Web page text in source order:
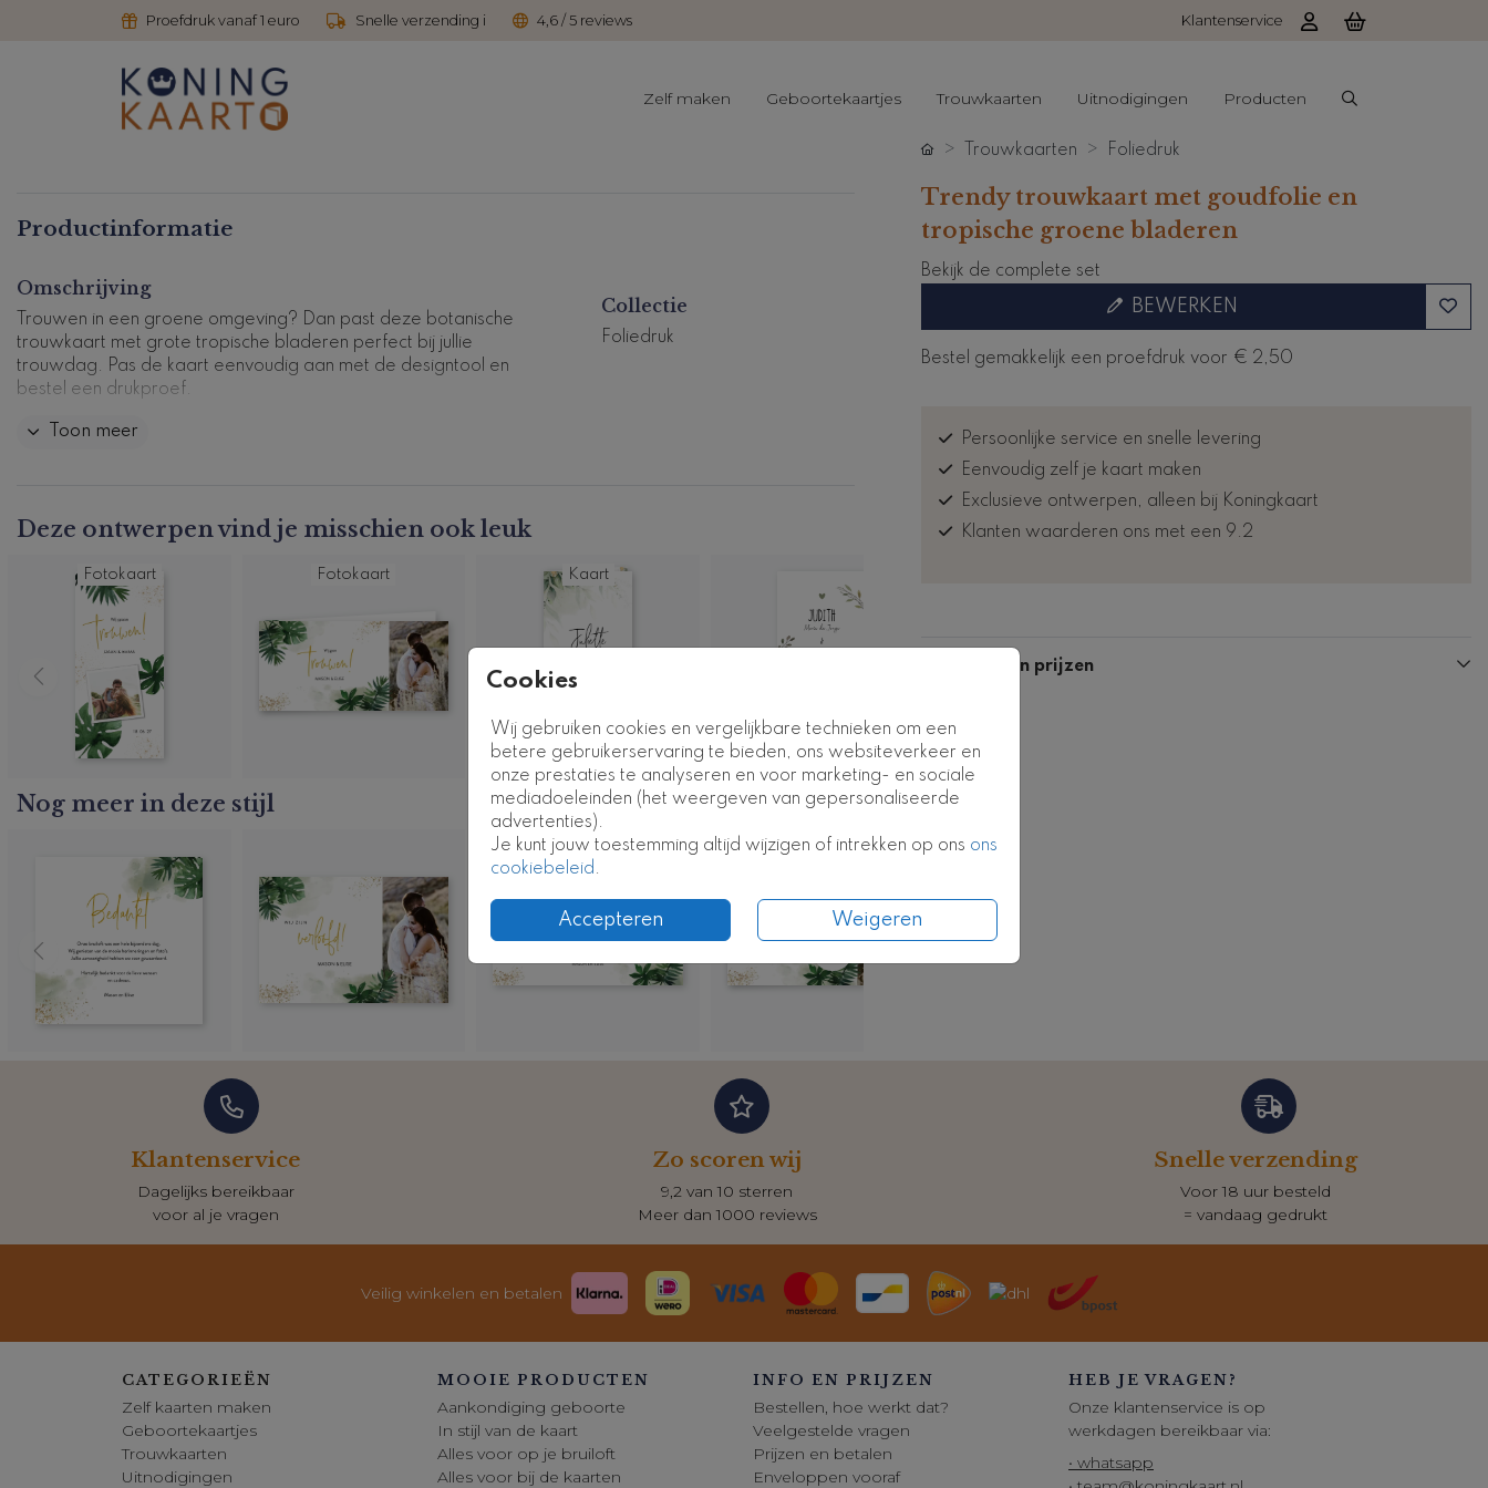
Proefdruk vanaf 1 euro Snelle verzending i 4,6 / 5 reviews Klantenservice
Zelf maken Geboortekaartjes Trouwkaarten Uitnodigingen Producten
Cookies
Wij gebruiken cookies en vergelijkbare technieken om een
betere gebruikerservaring te bieden, ons websiteverkeer en
onze prestaties te analyseren en voor marketing- en sociale
mediadoeleinden (het weergeven van gepersonaliseerde
advertenties).
Je kunt jouw toestemming altijd wijzigen of intrekken op ons ons
cookiebeleid.
Accepteren Weigeren
Productinformatie
Omschrijving
Trouwen in een groene omgeving? Dan past deze botanische
trouwkaart met grote tropische bladeren perfect bij jullie
trouwdag. Pas de kaart eenvoudig aan met de designtool en
bestel een drukproef.
Dit product maakt deel uit van
Toon meer
Collectie
Foliedruk
Deze ontwerpen vind je misschien ook leuk
Fotokaart Fotokaart Kaart
Nog meer in deze stijl
Fotokaart
Trouwkaarten Foliedruk
Trendy trouwkaart met goudfolie en
tropische groene bladeren
Bekijk de complete set
BEWERKEN
Bestel gemakkelijk een proefdruk voor € 2,50
Persoonlijke service en snelle levering
Eenvoudig zelf je kaart maken
Exclusieve ontwerpen, alleen bij Koningkaart
Klanten waarderen ons met een 9.2
Formaten en prijzen
Klantenservice
Dagelijks bereikbaar
voor al je vragen
Zo scoren wij
9,2 van 10 sterren
Meer dan 1000 reviews
Snelle verzending
Voor 18 uur besteld
= vandaag gedrukt
Veilig winkelen en betalen
CATEGORIEËN
Zelf kaarten maken
Geboortekaartjes
Trouwkaarten
Uitnodigingen
MOOIE PRODUCTEN
Aankondiging geboorte
In stijl van de kaart
Alles voor op je bruiloft
Alles voor bij de kaarten
INFO EN PRIJZEN
Bestellen, hoe werkt dat?
Veelgestelde vragen
Prijzen en betalen
Enveloppen vooraf
HEB JE VRAGEN?
Onze klantenservice is op
werkdagen bereikbaar via:
• whatsapp